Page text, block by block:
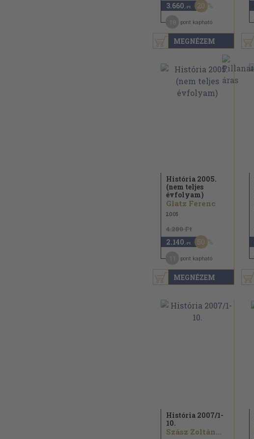
MEGNÉZEM
3.660 ,-Ft 20
pont kapható
MEGNÉZEM
História 2005.
(nem teljes
évfolyam)
Glatz Ferenc
2005
4.280 Ft
2.140 ,-Ft 50
pont kapható
História 2007/1-
10.
Szász Zoltán...